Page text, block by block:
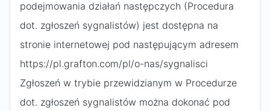
podejmowania działań następczych (Procedura
dot. zgłoszeń sygnalistów) jest dostępna na
stronie internetowej pod następującym adresem
https://pl.grafton.com/pl/o-nas/sygnalisci
Zgłoszeń w trybie przewidzianym w Procedurze
dot. zgłoszeń sygnalistów można dokonać pod